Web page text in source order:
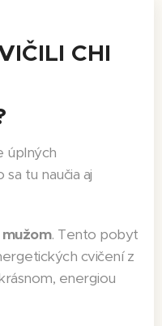
CHI
úplných
tu naučia aj
. Tento pobyt
cvičení z
energiou